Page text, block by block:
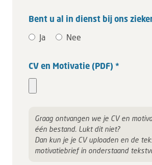
Bent u al in dienst bij ons
Ja Nee
CV en Motivatie (PDF) *
Graag ontvangen we je CV en
één bestand. Lukt dit niet?
Dan kun je je CV uploaden en de
motivatiebrief in onderstaand